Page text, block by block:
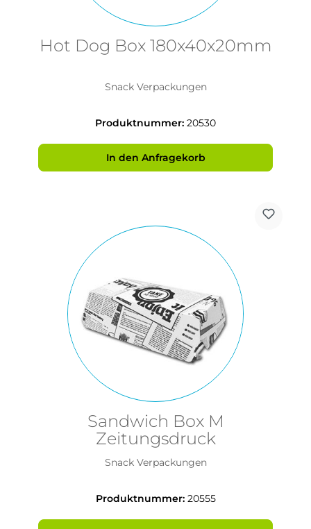
Hot Dog Box 180x40x20mm
Snack Verpackungen
Produktnummer: 20530
In den Anfragekorb
Sandwich Box M
Zeitungsdruck
Snack Verpackungen
Produktnummer: 20555